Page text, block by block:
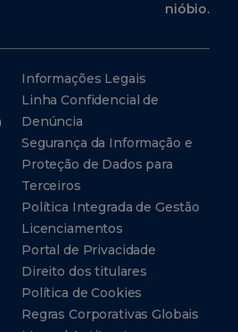
nióbio.
Informações Legais
Linha Confidencial de
Denúncia
Segurança da Informação e
Proteção de Dados para
Terceiros
Política Integrada de Gestão
Licenciamentos
Portal de Privacidade
Direito dos titulares
Política de Cookies
Regras Corporativas Globais